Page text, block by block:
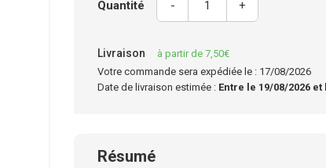
Quantité - +
Livraison
à partir de 7,50€
Votre commande sera expédiée le : 17/08/2026
Date de livraison estimée : Entre le 19/08/2026 et
Résumé